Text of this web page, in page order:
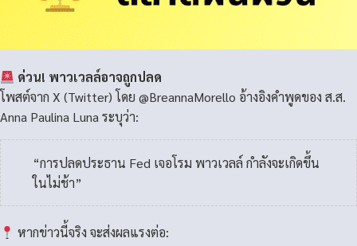
ด่วน! พาวเวลล์อาจถูกปลด
โพสต์จาก X (Twitter) โดย @BreannaMorello อ้างอิงคำพูดของ ส.ส.
Anna Paulina Luna ระบุว่า:
“การปลดประธาน Fed เจอโรม พาวเวลล์ กำลังจะเกิดขึ้น
ในไม่ช้า”
หากข่าวนี้จริง จะส่งผลแรงต่อ: